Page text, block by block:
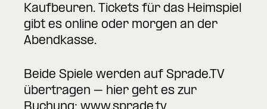
Kaufbeuren. Tickets für das Heimspiel
gibt es online oder morgen an der
Abendkasse.
Beide Spiele werden auf Sprade.TV
übertragen – hier geht es zur